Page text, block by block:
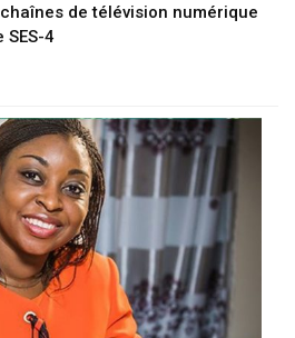
chaînes de télévision numérique
4